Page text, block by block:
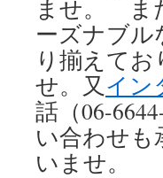
ませ。 ま
ーズナブ
り揃えて
せ。又イン
話（06-
い合わせ
いませ。